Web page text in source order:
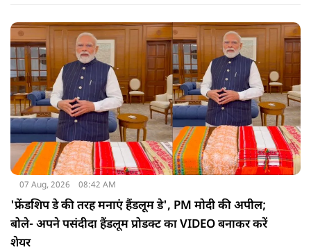
की समस्या को काफी हद तक कम किया जा सकता है.
07 Aug, 2026 08:42 AM
'फ्रेंडशिप डे की तरह मनाएं हैंडलूम डे', PM मोदी की अपील;
बोले- अपने पसंदीदा हैंडलूम प्रोडक्ट का VIDEO बनाकर करें
शेयर